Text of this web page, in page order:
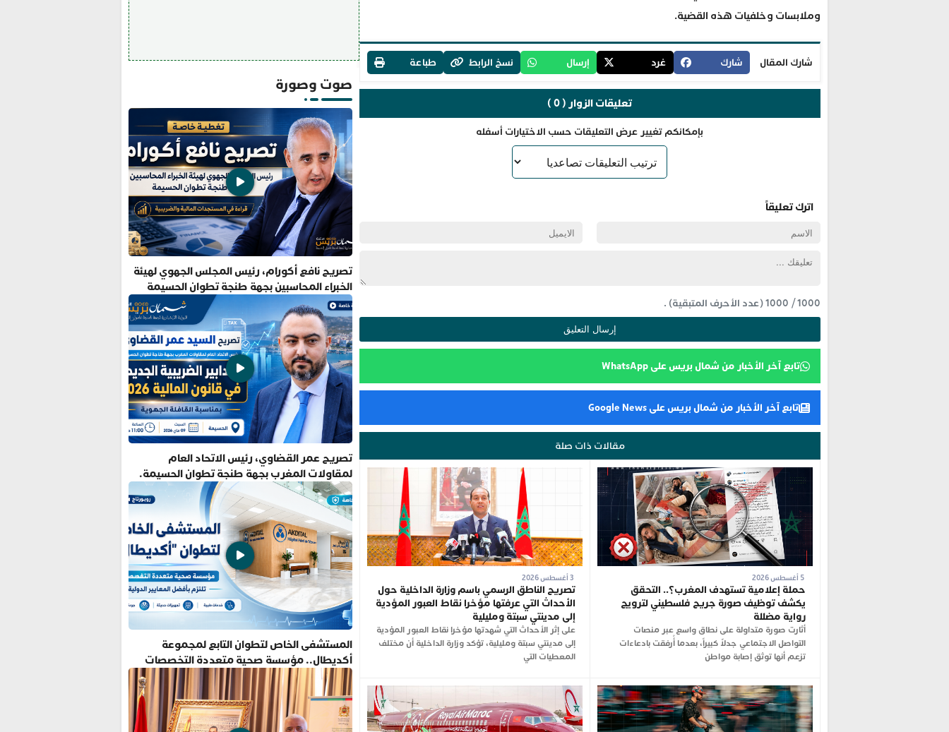
وملابسات وخلفيات هذه القضية.
شارك المقال شارك غرد إرسال نسخ الرابط طباعة
تعليقات الزوار ( 0 )
بإمكانكم تغيير عرض التعليقات حسب الاختيارات أسفله
اترك تعليقاً
1000
/
1000(عدد الأحرف المتبقية) .
تابع آخر الأخبار من شمال بريس على WhatsApp
تابع آخر الأخبار من شمال بريس على Google News
مقالات ذات صلة
حملة إعلامية تستهدف المغرب؟.. التحقق
يكشف توظيف صورة جريح فلسطيني لترويج
رواية مضللة
أثارت صورة متداولة على نطاق واسع عبر منصات
التواصل الاجتماعي جدلاً كبيراً، بعدما أُرفقت بادعاءات
تزعم أنها توثق إصابة مواطن
تصريح الناطق الرسمي باسم وزارة الداخلية حول
الأحداث التي عرفتها مؤخرا نقاط العبور المؤدية
إلى مدينتي سبتة ومليلية
على إثر الأحداث التي شهدتها مؤخرا نقاط العبور المؤدية
إلى مدينتي سبتة ومليلية، تؤكد وزارة الداخلية أن مختلف
المعطيات التي
صوت وصورة
تصريح نافع أكورام، رئيس المجلس الجهوي لهيئة
الخبراء المحاسبين بجهة طنجة تطوان الحسيمة
تصريح عمر القضاوي، رئيس الاتحاد العام
لمقاولات المغرب بجهة طنجة تطوان الحسيمة.
المستشفى الخاص لتطوان التابع لمجموعة
أكديطال.. مؤسسة صحية متعددة التخصصات
تلتزم بأفضل المعايير الدولية